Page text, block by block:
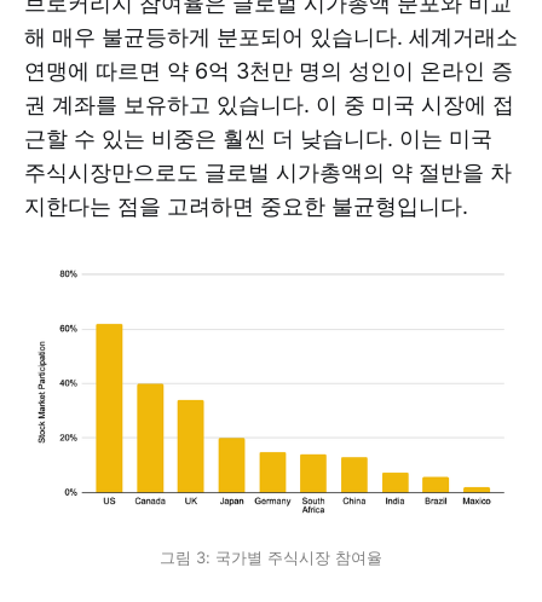
해 매우 불균등하게 분포되어 있습니다. 세계거래소
연맹에 따르면 약 6억 3천만 명의 성인이 온라인 증
권 계좌를 보유하고 있습니다. 이 중 미국 시장에 접
근할 수 있는 비중은 훨씬 더 낮습니다. 이는 미국
주식시장만으로도 글로벌 시가총액의 약 절반을 차
지한다는 점을 고려하면 중요한 불균형입니다.
그림 3: 국가별 주식시장 참여율